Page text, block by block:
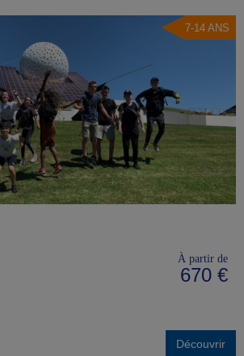
7-14 ANS
À partir de
670 €
Découvrir